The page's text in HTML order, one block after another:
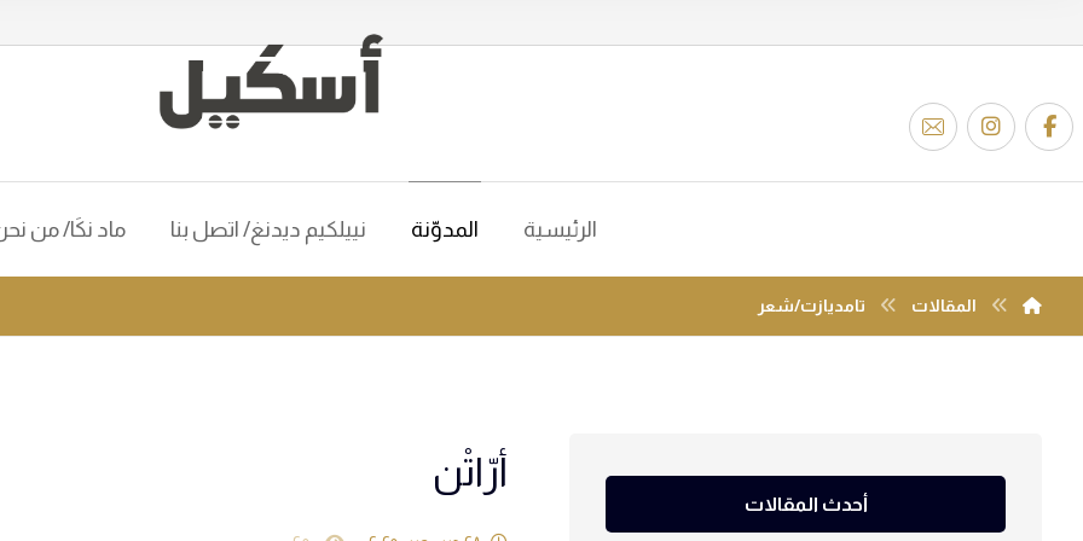
الرئيسية المدوّنة نييلكيم ديدنغ/ اتصل بنا ماد نكَا/ من
المقالات تامديازت/شعر
أرّاتْن
أحدث المقالات